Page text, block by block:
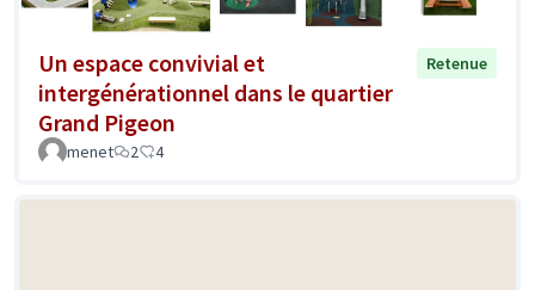
Un espace convivial et
intergénérationnel dans le quartier
Grand Pigeon
Retenue
menet 2 4